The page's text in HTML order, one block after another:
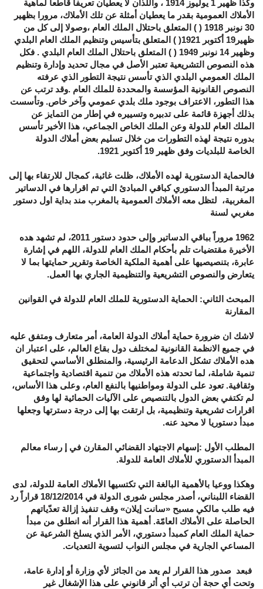
وكذا ظهير 1 يوليوز 1914 ، واللذان لا يعطيان تعريفا قاطعا لماهية
الأملاك العمومية بقدر ما يعطيان أمثلة عن تلك الأملاك، مرورا بظهير
30 نونبر 1918 ( ) المتعلق باحتلال الملك العام ،وصولا إلى كل من
ظهير19 أكتوبر 1921( ) المتعلق بتأسيس وتنظيم الملك العام البلدي
وظهير 14 نونبر 1949 ( ) المتعلق باحتلال الملك العام البلدي . فكل
هذه النصوص التشريعية تعتبر الأصل في مجال تحديد وإدارة وتنظيم
الملك العمومي البلدي الذي تأسس نتيجة التطور الذي عرفته
النصوص القانونية المؤسسة والمحددة للملك العام .وقد ترتب عن
هذا التطور، الاعتراف بوجود ملك بلدي عمومي وآخر خاص. وتأسست
بذلك أجهزة قائمة على تدبيره وتسييره في إطار من التمايز عن
الملك العام للدولة وعن الملك الخاص الجماعي، هذا الأخير تأسس
بدوره نتيجة لهذه التطورات من خلال تسليم بعض أملاك الدولة
الخاصة للبلديات وفق ظهير 19 أكتوبر 1921.
فالحماية الدستورية لهده الأملاك، ظلت غائبة، كمجال للارتقاء بها إلى
مرتبة المبدأ الدستوري كباقي المبادئ التي تم اقرارها في الدساتير
المغربية، لتظل معه الأملاك العمومية بالمغرب مند بداية اول دستور
مغربي لسنة
1962 مروراً بباقي الدساتير وإلى حدود دستور 2011، لم تشهد هده
الأخيرة مقتضيات تلم بأحكام الملك العام للدولة، اللهم في إشارة
عابرة، بتنصيصيها على أهمية الملكية الخاصة وتقرير حمايتها بما لا
يتعارض والنصوص التشريعية والتنظيمية الجاري بها العمل.
المبحث الثاني: الحماية الدستورية للملك العام للدولة في القوانين
المقارنة
لاشك ان ضرورة حماية أملاك الدولة العامة، أمر متعارف ومتفق عليه
في جميع الانظمة القانونية لمختلف دول بقاع العالم، على اعتبار ان
هده الأملاك تشكل الدعامة الرئيسية، والمنطلق الأساسي لتحقيق
تنمية شاملة، لما تحدته هذه الأملاك من تنمية اقتصادية واجتماعية
وثقافية. تعود على الدولة ومواطنيها بالنفع العام، وعلى هذا الأساس،
لم تكتفي بعض الدول بالتنصيص على الآليات الحمائية لها وفق
اقرارات تشريعية وتنظيمية، بل ارتقت بها إلى درجة دسترتها وجعلها
مبدأ دستوريا لا محيد عنه.
المطلب الأول :إسهام الاجتهاد القضائي المقارن في إ رساء معالم
المبدأ الدستوري للأملاك العامة للدولة.
وهكذا ووعيا بالأهمية البالغة التي تكتسيها الأملاك العامة للدولة، لدى
القضاء اللبناني، أصدر مجلس شورى الدولة في 18/12/2014 قراراً رد
فيه طلب مالكي مسبح «سانت إيلان» وقف تنفيذ إزالة تعدّياتهم
الحاصلة على الأملاك العامّة. أهمية هذا القرار أنه انطلق من مبدأ
حماية الملك العام كمبدأ دستوري، الأمر الذي يسلخ الشرعية عن
المساعي الجارية في مجلس النواب لتسوية التعديات.
فبعد صدور هذا القرار لم يعد من الجائز لأي وزارة أو إدارة عامة،
وتحت أي حجة أن ترتب أي أثر قانوني على هذا الإشغال غير